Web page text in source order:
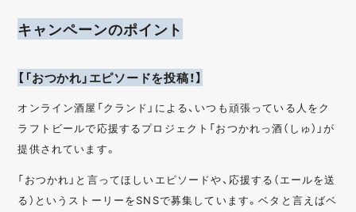
キャンペーンのポイント
【「おつかれ」エピソードを投稿！】
オンライン酒屋「クランド」による、いつも頑張っている人をク
ラフトビールで応援するプロジェクト「おつかれっ酒（しゅ）」が
提供されています。
「おつかれ」と言ってほしいエピソードや、応援する（エールを送
る）というストーリーをSNSで募集しています。ベタと言えばベ